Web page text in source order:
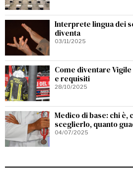
Interprete lingua dei
diventa
03/11/2025
Come diventare
e requisiti
28/10/2025
Medico di base: chi è,
sceglierlo, quanto
04/07/2025